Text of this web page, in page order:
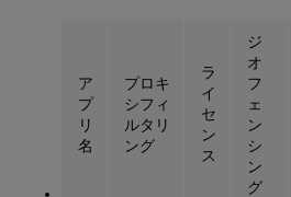
ア
プ
リ
名
プロキ
シフィ
ルタリ
ング
ラ
イ
セ
ン
ス
ジ
オ
フ
ェ
ン
シ
ン
グ